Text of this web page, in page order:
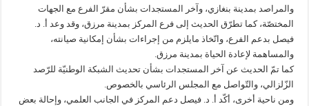
والمراصد بمدينة بنغازي، وآخر المستجدات بشأن مقرّ الفرع مع الجهات
المختصّة، كما تطرّق الحديث إلى فرع المركز بمدينة مرزق، وقد وعد أ. د.
فيصل بدعم الفرع، واتّخاذ مايلزم من إجراءات بشأن إمكانية صيانته،
والمساهمة لإعادة الحياة بمدينة مرزق.
كما تمّ الحديث عن آخر المستجدات بشأن تحديث الشبكة الوطنيّة للرّصد
الزّلزالي، والتّواصل مع المجلس الرئاسي بالخصوص.
ومن ناحية أخرى، أكّد أ. د. فيصل دعم المركز في الجانب العلمي، وإحالة بعض